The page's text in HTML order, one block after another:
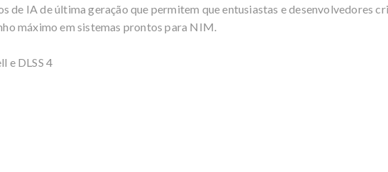
IA de última geração que permitem que entusiastas e desenvolvedores
máximo em sistemas prontos para NIM.
e DLSS 4